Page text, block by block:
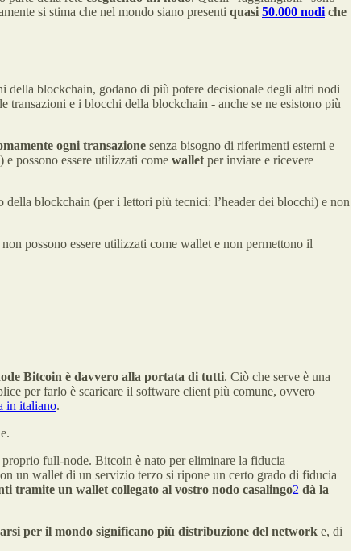
si stima che nel mondo siano presenti quasi 50.000 nodi che
della blockchain, godano di più potere decisionale degli altri nodi
transazioni e i blocchi della blockchain - anche se ne esistono più
ogni transazione senza bisogno di riferimenti esterni e
) e possono essere utilizzati come walletper inviare e ricevere
della blockchain (per i lettori più tecnici: l’header dei blocchi) e non
possono essere utilizzati come wallet e non permettono il
Bitcoin è davvero alla portata di tutti. Ciò che serve è una
per farlo è scaricare il software client più comune, ovvero
in italiano.
full-node. Bitcoin è nato per eliminare la fiducia
un wallet di un servizio terzo si ripone un certo grado di fiducia
tramite un wallet collegato al vostro nodo casalingo2 dà la
per il mondo significano più distribuzione del network e, di